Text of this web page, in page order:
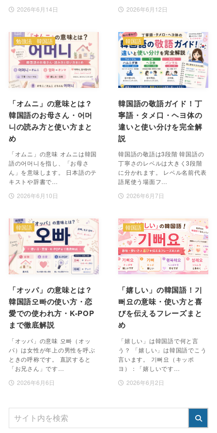
2026年6月14日
2026年6月12日
「オムニ」の意味とは？
韓国語のお母さん・어머
니の読み方と使い方まと
め
「オムニ」の意味 オムニは韓国
語の어머니を指し、「お母さ
ん」を意味します。 日本語のテ
キストや辞書で…
2026年6月10日
勉強法 韓国語
韓国語の敬語ガイド！丁
寧語・タメ口・ヘヨ体の
違いと使い分けを完全解
説
韓国語の敬語は3段階 韓国語の
丁寧さのレベルは大きく3段階
に分かれます。 レベル名前代表
語尾使う場面フ…
2026年6月7日
韓国語
「オッパ」の意味とは？
韓国語오빠の使い方・恋
愛での使われ方・K-POP
まで徹底解説
「オッパ」の意味 오빠（オッ
パ）は女性が年上の男性を呼ぶ
ときの呼称です。 直訳すると
「お兄さん」です…
2026年6月6日
韓国語
「嬉しい」の韓国語！기
뻐요の意味・使い方と喜
びを伝えるフレーズまと
め
「嬉しい」は韓国語で何と言
う？ 「嬉しい」は韓国語でこう
言います。 기뻐요（キッポ
ヨ）：「嬉しいです…
2026年6月2日
韓国語